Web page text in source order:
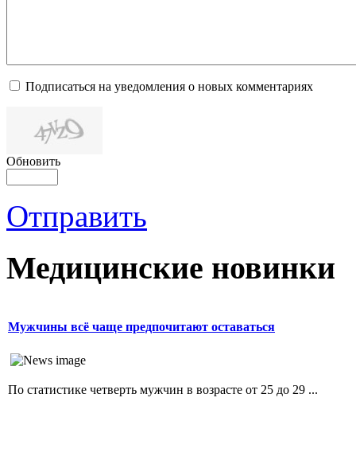
Подписаться на уведомления о новых комментариях
Обновить
Отправить
Медицинские новинки
Мужчины всё чаще предпочитают оставаться
По статистике четверть мужчин в возрасте от 25 до 29 ...